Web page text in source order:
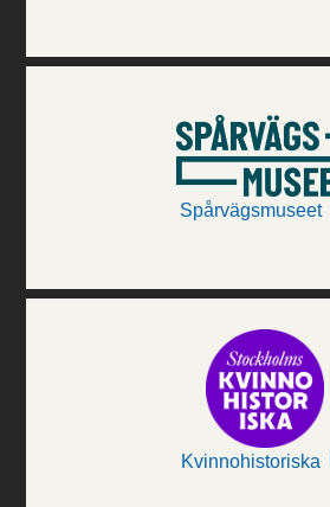
Spårvägsmuseet
Kvinnohistoriska